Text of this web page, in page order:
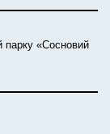
парку «Сосновий